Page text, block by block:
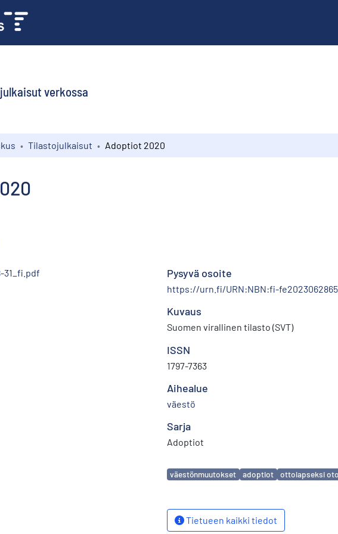
verkossa
Tilastojulkaisut Adoptiot 2020
31_fi.pdf Pysyvä osoite
https://urn.fi/URN:NBN:fi-
Kuvaus
Suomen virallinen tilasto (SVT)
ISSN
1797-7363
Aihealue
väestö
Sarja
Adoptiot
Avainsanat
väestönmuutokset adoptiot ottolapseksi
Tietueen kaikki tiedot